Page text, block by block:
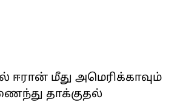
ஈரான் மீது அமெரிக்காவும்
தாக்குதல்